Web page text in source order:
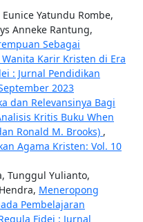
Yatundu Rombe,
Anneke Rantung,
Sebagai
Karir Kristen di Era
: Jurnal Pendidikan
2023
dan Relevansinya Bagi
Kritis Buku When
Ronald M. Brooks) ,
Agama Kristen: Vol. 10
Tunggul Yulianto,
Meneropong
Pembelajaran
Fidei : Jurnal